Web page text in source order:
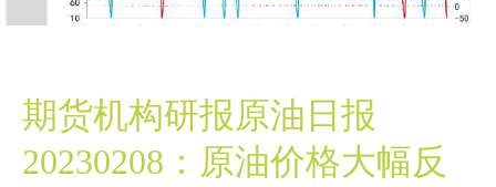
期货机构研报原油日报
20230208：原油价格大幅反